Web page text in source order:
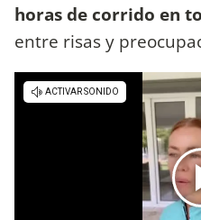
horas de corrido en
entre risas y